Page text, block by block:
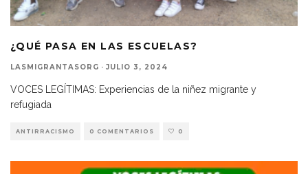
¿QUÉ PASA EN LAS ESCUELAS?
LASMIGRANTASORG · JULIO 3, 2024
VOCES LEGÍTIMAS: Experiencias de la niñez migrante y
refugiada
ANTIRRACISMO 0 COMENTARIOS 0